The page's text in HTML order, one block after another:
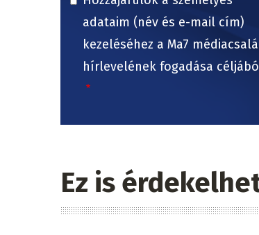
adataim (név és e-mail cím)
kezeléséhez a Ma7
hírlevelének fogadása
Ez is